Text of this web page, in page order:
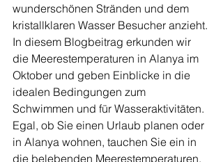
wunderschönen Stränden und dem
kristallklaren Wasser Besucher anzieht.
In diesem Blogbeitrag erkunden wir
die Meerestemperaturen in Alanya im
Oktober und geben Einblicke in die
idealen Bedingungen zum
Schwimmen und für Wasseraktivitäten.
Egal, ob Sie einen Urlaub planen oder
in Alanya wohnen, tauchen Sie ein in
die belebenden Meerestemperaturen,